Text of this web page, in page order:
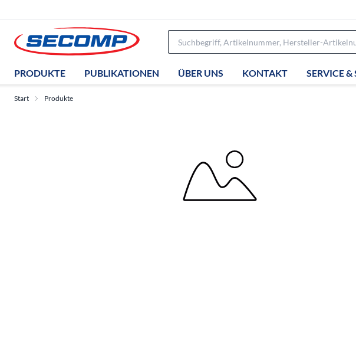
PRODUKTE PUBLIKATIONEN ÜBER UNS KONTAKT SERVICE &
Start Produkte